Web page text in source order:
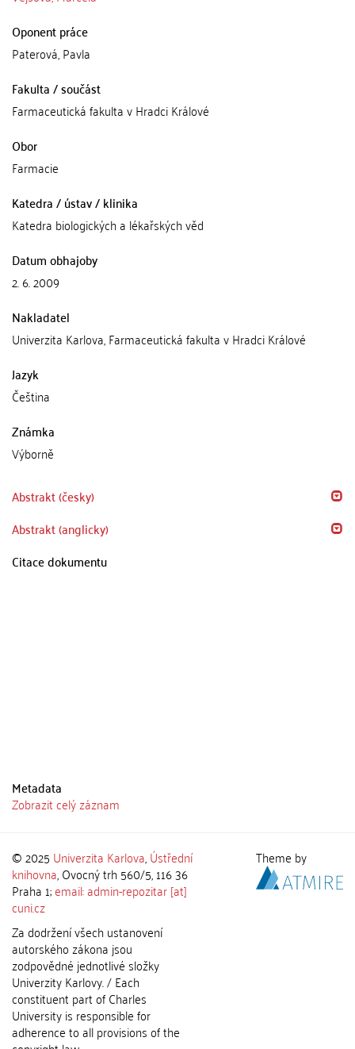
Oponent práce
Paterová, Pavla
Fakulta / součást
Farmaceutická fakulta v Hradci Králové
Obor
Farmacie
Katedra / ústav / klinika
Katedra biologických a lékařských věd
Datum obhajoby
2. 6. 2009
Nakladatel
Univerzita Karlova, Farmaceutická fakulta v Hradci Králové
Jazyk
Čeština
Známka
Výborně
Abstrakt (česky)
Abstrakt (anglicky)
Citace dokumentu
Metadata
Zobrazit celý záznam
© 2025 Univerzita Karlova,Ústřední
knihovna, Ovocný trh 560/5, 116 36
Praha 1;email: admin-repozitar [at]
cuni.cz
Za dodržení všech ustanovení
autorského zákona jsou
zodpovědné jednotlivé složky
Univerzity Karlovy. / Each
constituent part of Charles
University is responsible for
adherence to all provisions of the
Theme by